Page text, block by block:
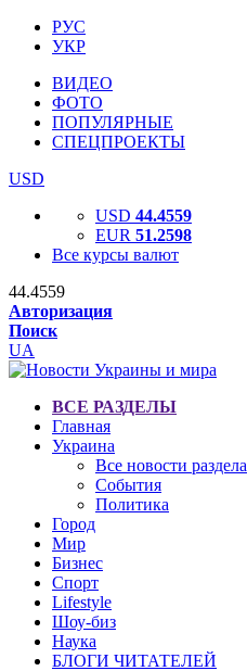
РУС
УКР
ВИДЕО
ФОТО
ПОПУЛЯРНЫЕ
СПЕЦПРОЕКТЫ
USD
USD 44.4559
EUR 51.2598
Все курсы валют
44.4559
Авторизация
Поиск
UA
ВСЕ РАЗДЕЛЫ
Главная
Украина
Все новости раздела
События
Политика
Город
Мир
Бизнес
Спорт
Lifestyle
Шоу-биз
Наука
БЛОГИ ЧИТАТЕЛЕЙ